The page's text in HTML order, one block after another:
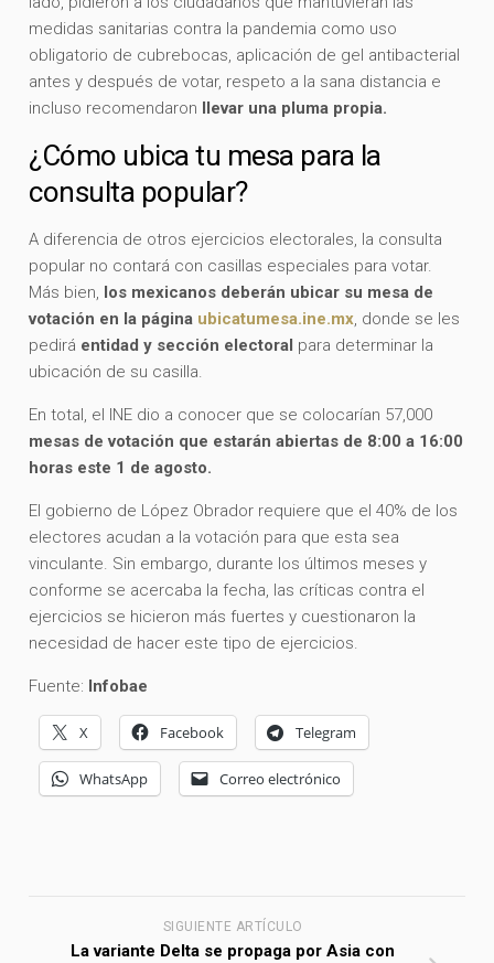
medidas sanitarias contra la pandemia como uso
obligatorio de cubrebocas, aplicación de gel antibacterial
antes y después de votar, respeto a la sana distancia e
incluso recomendaron llevar una pluma propia.
¿Cómo ubica tu mesa para la
consulta popular?
A diferencia de otros ejercicios electorales, la consulta
popular no contará con casillas especiales para votar.
Más bien, los mexicanos deberán ubicar su mesa de
votación en la página ubicatumesa.ine.mx, donde se les
pedirá entidad y sección electoral para determinar la
ubicación de su casilla.
En total, el INE dio a conocer que se colocarían 57,000
mesas de votación que estarán abiertas de 8:00 a 16:00
horas este 1 de agosto.
El gobierno de López Obrador requiere que el 40% de los
electores acudan a la votación para que esta sea
vinculante. Sin embargo, durante los últimos meses y
conforme se acercaba la fecha, las críticas contra el
ejercicios se hicieron más fuertes y cuestionaron la
necesidad de hacer este tipo de ejercicios.
Fuente: Infobae
X Facebook Telegram
WhatsApp Correo electrónico
SIGUIENTE ARTÍCULO
La variante Delta se propaga por Asia con